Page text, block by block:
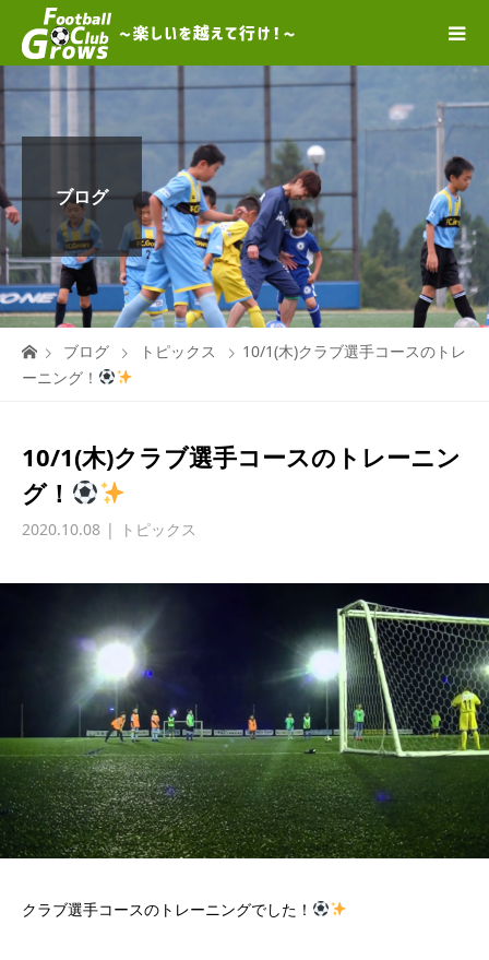
ブログ
ブログ トピックス
10/1(木)クラブ選手コースのトレ
ーニング！
10/1(木)クラブ選手コースのトレーニン
グ！
2020.10.08 トピックス
クラブ選手コースのトレーニングでした！